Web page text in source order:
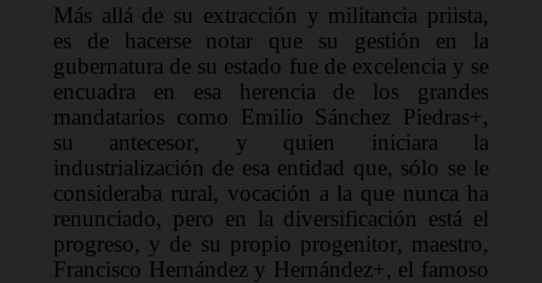
Más allá de su extracción y militancia priista,
es de hacerse notar que su gestión en la
gubernatura de su estado fue de excelencia y se
encuadra en esa herencia de los grandes
mandatarios como Emilio Sánchez Piedras+
su antecesor,
y quien iniciara la
industrialización de esa entidad que, sólo se le
consideraba rural, vocación a la que nunca ha
renunciado, pero en la diversificación está el
progreso
Francisco Hernández y Hernández+, el famoso